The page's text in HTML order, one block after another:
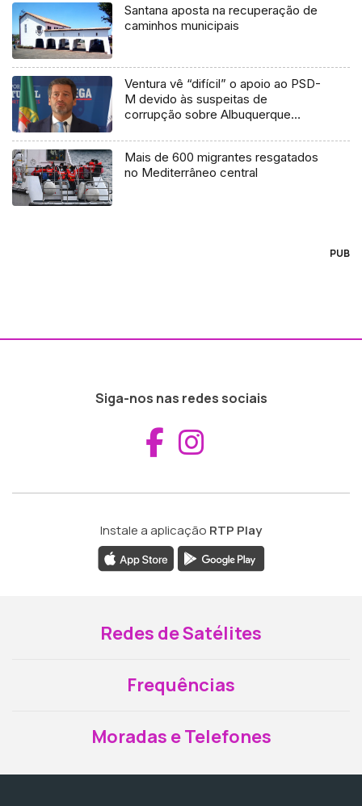
Santana aposta na recuperação de
caminhos municipais
Ventura vê “difícil” o apoio ao PSD-
M devido às suspeitas de
corrupção sobre Albuquerque
Mais de 600 migrantes resgatados
no Mediterrâneo central
PUB
Siga-nos nas redes sociais
Aceder ao
Instale a aplicação RTP Play
Redes de Satélites
Frequências
Moradas e Telefones